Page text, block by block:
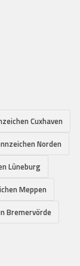
Cuxhaven
Norden
Lüneburg
Meppen
Bremervörde